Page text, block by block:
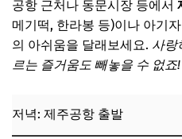
공항 근처나 동문시장 등에서
메기떡, 한라봉 등)이나 아기
의 아쉬움을 달래보세요. 사랑
르는 즐거움도 빼놓을 수 없죠!
저녁: 제주공항 출발